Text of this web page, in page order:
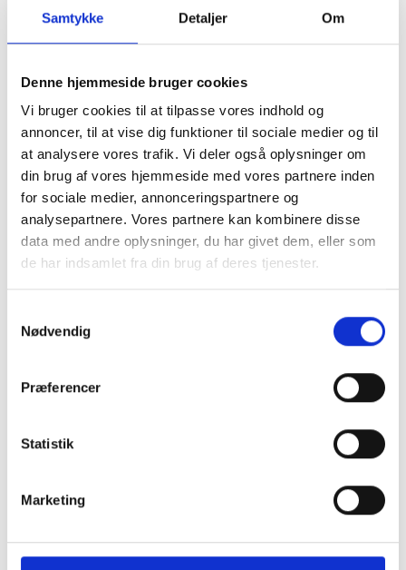
Samtykke Detaljer Om
Denne hjemmeside bruger cookies
Vi bruger cookies til at tilpasse vores indhold og
annoncer, til at vise dig funktioner til sociale medier og til
at analysere vores trafik. Vi deler også oplysninger om
din brug af vores hjemmeside med vores partnere inden
for sociale medier, annonceringspartnere og
analysepartnere. Vores partnere kan kombinere disse
data med andre oplysninger, du har givet dem, eller som
de har indsamlet fra din brug af deres tjenester.
Nødvendig
Præferencer
Statistik
Marketing
​​​​​​​Hurtig levering af granit – også til nærliggende byer. Vi
leverer til
Horsens
Holstebro
Syddjurs
Favrskov
Silkeborg
Århus